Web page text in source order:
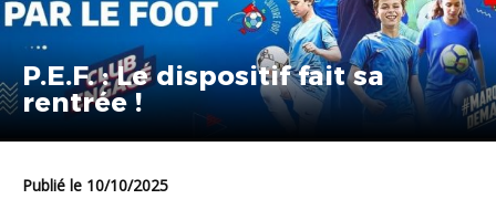
P.E.F. : Le dispositif fait sa
rentrée !
Publié le 10/10/2025